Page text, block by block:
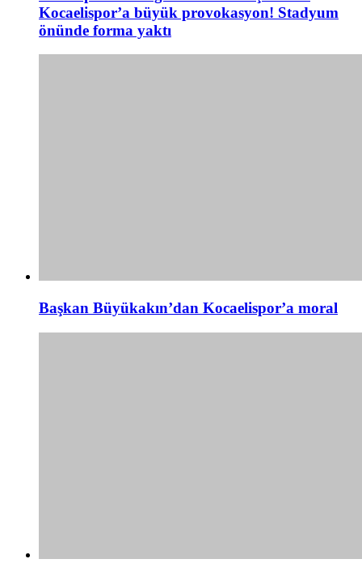
Kocaelispor’a büyük provokasyon! Stadyum
önünde forma yaktı
Başkan Büyükakın’dan Kocaelispor’a moral